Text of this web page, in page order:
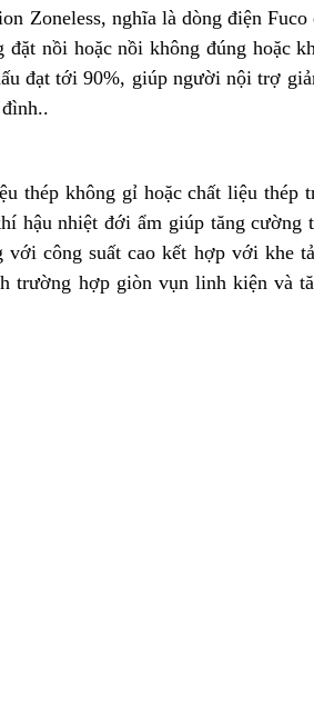
Zoneless, nghĩa là dòng điện
nồi hoặc nồi không đúng hoặc
đạt tới 90%, giúp người nội trợ
thép không gỉ hoặc chất liệu thép
hậu nhiệt đới ẩm giúp tăng cường
với công suất cao kết hợp với khe
trường hợp giòn vụn linh kiện và